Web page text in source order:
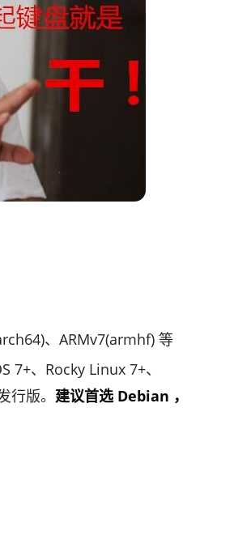
、ARMv7(armhf) 等
7+、Rocky Linux 7+、
版。 建议首选 Debian ，